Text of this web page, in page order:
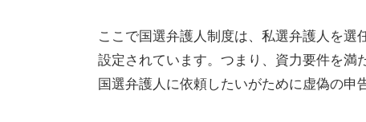
ここで国選弁護人制度は、私選弁護人を
設定されています。つまり、資力要件を満
国選弁護人に依頼したいがために虚偽の申